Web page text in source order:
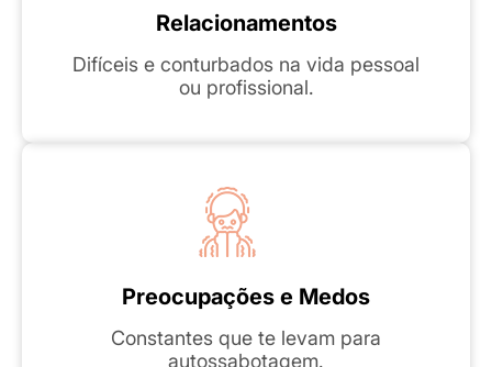
Relacionamentos
Difíceis e conturbados na vida pessoal
ou profissional.
Preocupações e Medos
Constantes que te levam para
autossabotagem.